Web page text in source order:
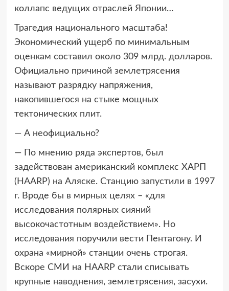
коллапс ведущих отраслей Японии…
Трагедия национального масштаба!
Экономический ущерб по минимальным
оценкам составил около 309 млрд. долларов.
Официально причиной землетрясения
называют разрядку напряжения,
накопившегося на стыке мощных
тектонических плит.
— А неофициально?
— По мнению ряда экспертов, был
задействован американский комплекс ХАРП
(HAARP) на Аляске. Станцию запустили в 1997
г. Вроде бы в мирных целях – «для
исследования полярных сияний
высокочастотным воздействием». Но
исследования поручили вести Пентагону. И
охрана «мирной» станции очень строгая.
Вскоре СМИ на HAARP стали списывать
крупные наводнения, землетрясения, засухи.